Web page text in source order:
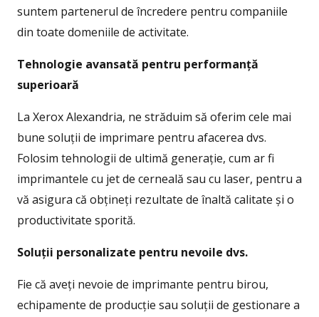
suntem partenerul de încredere pentru companiile
din toate domeniile de activitate.
Tehnologie avansată pentru performanță
superioară
La Xerox Alexandria, ne străduim să oferim cele mai
bune soluții de imprimare pentru afacerea dvs.
Folosim tehnologii de ultimă generație, cum ar fi
imprimantele cu jet de cerneală sau cu laser, pentru a
vă asigura că obțineți rezultate de înaltă calitate și o
productivitate sporită.
Soluții personalizate pentru nevoile dvs.
Fie că aveți nevoie de imprimante pentru birou,
echipamente de producție sau soluții de gestionare a